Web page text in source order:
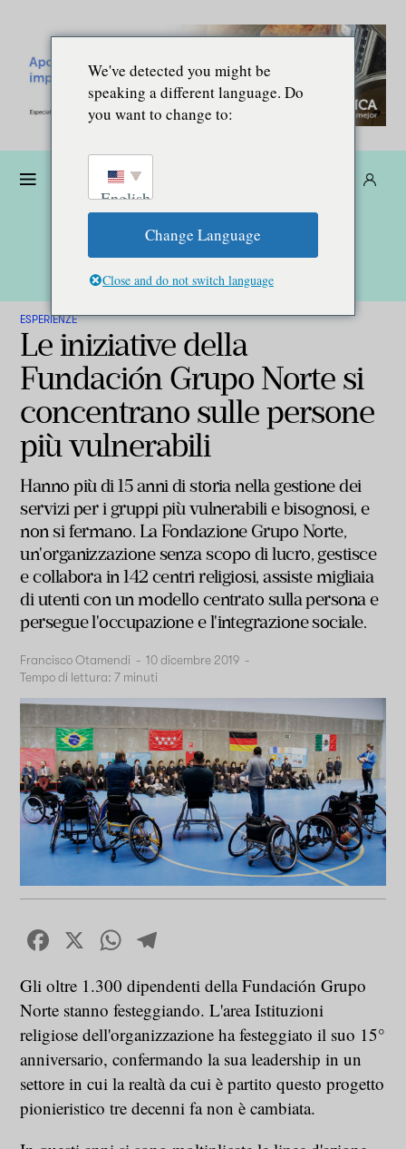
ESPERIENZE
Le iniziative della
Fundación Grupo Norte si
concentrano sulle persone
più vulnerabili
Hanno più di 15 anni di storia nella gestione dei
servizi per i gruppi più vulnerabili e bisognosi, e
non si fermano. La Fondazione Grupo Norte,
un'organizzazione senza scopo di lucro, gestisce
e collabora in 142 centri religiosi, assiste migliaia
di utenti con un modello centrato sulla persona e
persegue l'occupazione e l'integrazione sociale.
Francisco Otamendi - 10 dicembre 2019 -
Tempo di lettura: 7 minuti
Facebook
X WhatsApp
Gli oltre 1.300 dipendenti della Fundación Grupo
Norte stanno festeggiando. L'area Istituzioni
religiose dell'organizzazione ha festeggiato il suo 15°
anniversario, confermando la sua leadership in un
settore in cui la realtà da cui è partito questo progetto
pionieristico tre decenni fa non è cambiata.
We've detected you might be
speaking a different language. Do
you want to change to:
English
Change Language
Close and do not switch language